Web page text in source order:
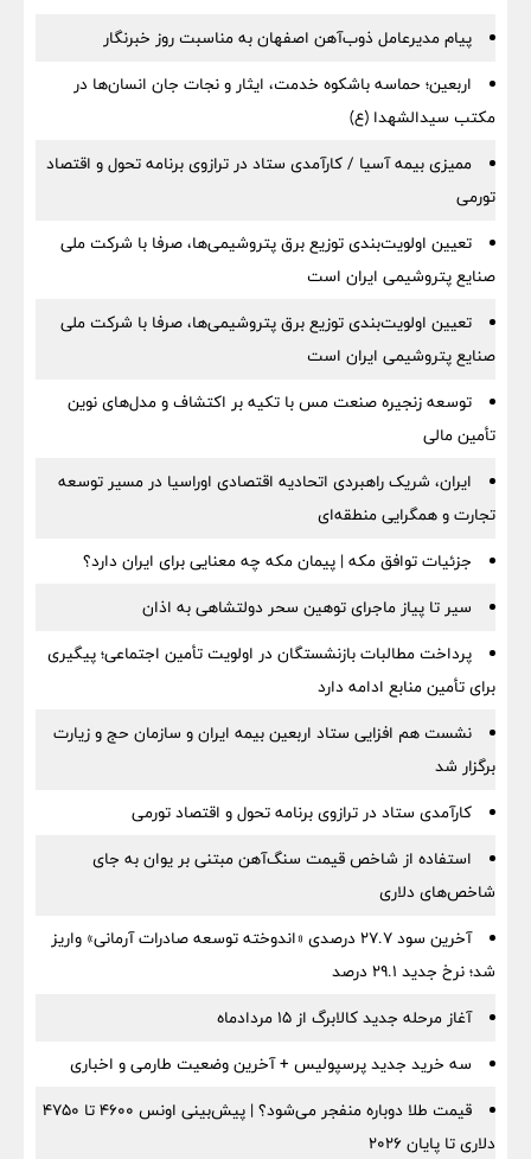
پیام مدیرعامل ذوب‌آهن اصفهان به مناسبت روز خبرنگار
اربعین؛ حماسه باشکوه خدمت، ایثار و نجات جان انسان‌ها در
مکتب سیدالشهدا (ع)
ممیزی بیمه آسیا / کارآمدی ستاد در ترازوی برنامه تحول و اقتصاد
تورمی
تعیین اولویت‌بندی توزیع برق پتروشیمی‌ها، صرفا با شرکت ملی
صنایع پتروشیمی ایران است
تعیین اولویت‌بندی توزیع برق پتروشیمی‌ها، صرفا با شرکت ملی
صنایع پتروشیمی ایران است
توسعه زنجیره صنعت مس با تکیه بر اکتشاف و مدل‌های نوین
تأمین مالی
ایران، شریک راهبردی اتحادیه اقتصادی اوراسیا در مسیر توسعه
تجارت و همگرایی منطقه‌ای
جزئیات توافق مکه | پیمان مکه چه معنایی برای ایران دارد؟
سیر تا پیاز ماجرای توهین سحر دولتشاهی به اذان
پرداخت مطالبات بازنشستگان در اولویت تأمین اجتماعی؛ پیگیری
برای تأمین منابع ادامه دارد
نشست هم افزایی ستاد اربعین بیمه ایران و سازمان حج و زیارت
برگزار شد
کارآمدی ستاد در ترازوی برنامه تحول و اقتصاد تورمی
استفاده از شاخص قیمت سنگ‌آهن مبتنی بر یوان به جای
شاخص‌های دلاری
آخرین سود ۲۷.۷ درصدی «اندوخته توسعه صادرات آرمانی» واریز
شد؛ نرخ جدید ۲۹.۱ درصد
آغاز مرحله جدید کالابرگ از ۱۵ مردادماه
سه خرید جدید پرسپولیس + آخرین وضعیت طارمی و اخباری
قیمت طلا دوباره منفجر می‌شود؟ | پیش‌بینی اونس ۴۶۰۰ تا ۴۷۵۰
دلاری تا پایان ۲۰۲۶